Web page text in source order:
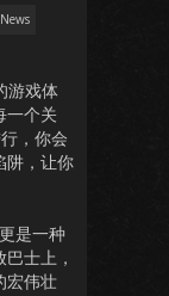
游戏体
一个关
，你会
阱，让你
是一种
士上，
宏伟壮